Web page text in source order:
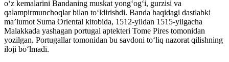
oʻz kemalarini Bandaning muskat yongʻogʻi, gurzisi va
qalampirmunchoqlar bilan toʻldirishdi. Banda haqidagi dastlabki
maʼlumot Suma Oriental kitobida, 1512-yildan 1515-yilgacha
Malakkada yashagan portugal aptekteri Tome Pires tomonidan
yozilgan. Portugallar tomonidan bu savdoni toʻliq nazorat qilishning
iloji boʻlmadi.